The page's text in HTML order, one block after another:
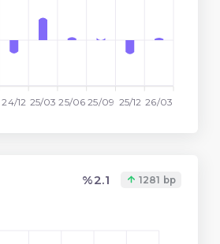
24/12 25/03 25/06 25/09 25/12 26/03
%2.1 1281 bp